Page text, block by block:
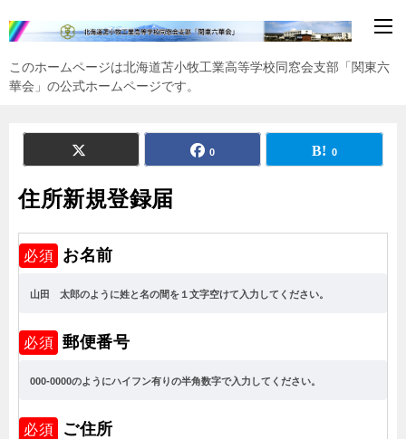
このホームページは北海道苫小牧工業高等学校同窓会支部「関東六
華会」の公式ホームページです。
0 0
住所新規登録届
必須 お名前
必須 郵便番号
必須 ご住所